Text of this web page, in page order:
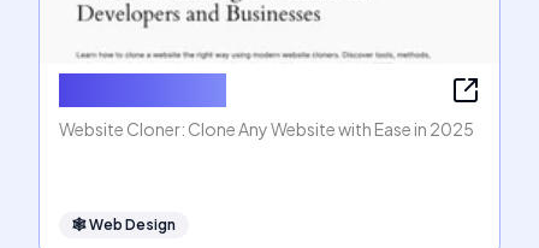
Website Cloner: Clone Any Website with Ease in 2025
🕸Web Design